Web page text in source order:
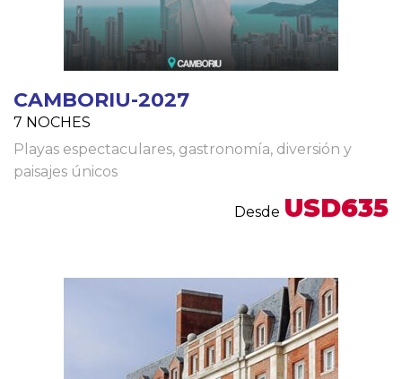
CAMBORIU-2027
7 NOCHES
Playas espectaculares, gastronomía, diversión y
paisajes únicos
Desde USD635